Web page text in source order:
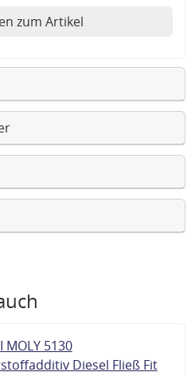
zum Artikel
MOLY 5130
Diesel Fließ Fit